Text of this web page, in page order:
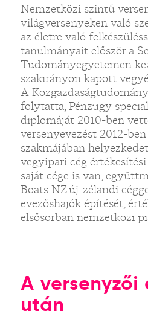
Nemzetközi szintű
világversenyeken való
az életre való
tanulmányait először a
Tudományegyetemen
szakirányon kapott
A
folytatta, Pénzügy
diplomáját 2010-ben
versenyevezést 2012-
szakmájában
vegyipari cég
saját cége is van,
Boats NZ új-zélandi
evezőshajók építését,
elsősorban nemzetközi
A versenyzői
után